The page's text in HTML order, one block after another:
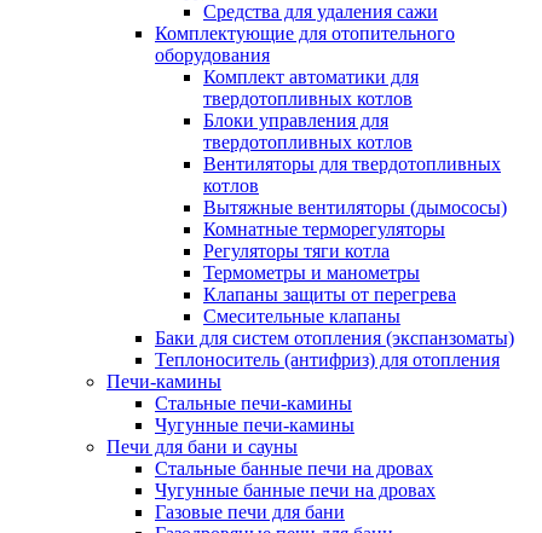
Средства для удаления сажи
Комплектующие для отопительного
оборудования
Комплект автоматики для
твердотопливных котлов
Блоки управления для
твердотопливных котлов
Вентиляторы для твердотопливных
котлов
Вытяжные вентиляторы (дымососы)
Комнатные терморегуляторы
Регуляторы тяги котла
Термометры и манометры
Клапаны защиты от перегрева
Смесительные клапаны
Баки для систем отопления (экспанзоматы)
Теплоноситель (антифриз) для отопления
Печи-камины
Стальные печи-камины
Чугунные печи-камины
Печи для бани и сауны
Стальные банные печи на дровах
Чугунные банные печи на дровах
Газовые печи для бани